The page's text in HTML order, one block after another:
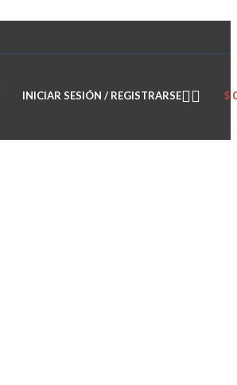
INICIAR SESIÓN / REGISTRARSE $